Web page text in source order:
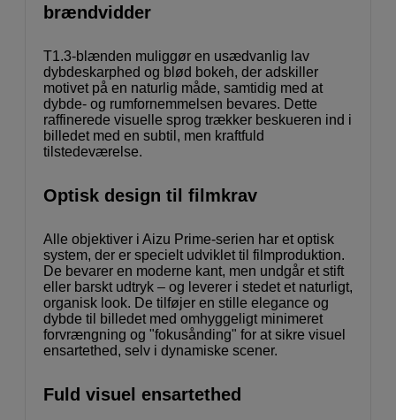
brændvidder
T1.3-blænden muliggør en usædvanlig lav
dybdeskarphed og blød bokeh, der adskiller
motivet på en naturlig måde, samtidig med at
dybde- og rumfornemmelsen bevares. Dette
raffinerede visuelle sprog trækker beskueren ind i
billedet med en subtil, men kraftfuld
tilstedeværelse.
Optisk design til filmkrav
Alle objektiver i Aizu Prime-serien har et optisk
system, der er specielt udviklet til filmproduktion.
De bevarer en moderne kant, men undgår et stift
eller barskt udtryk – og leverer i stedet et naturligt,
organisk look. De tilføjer en stille elegance og
dybde til billedet med omhyggeligt minimeret
forvrængning og "fokusånding" for at sikre visuel
ensartethed, selv i dynamiske scener.
Fuld visuel ensartethed